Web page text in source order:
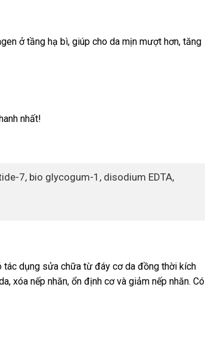
ở tầng hạ bì, giúp cho da mịn mượt hơn, tăng
nhất!
7, bio glycogum-1, disodium EDTA,
tác dụng sửa chữa từ đáy cơ da đồng thời kích
xóa nếp nhăn, ổn định cơ và giảm nếp nhăn. Có